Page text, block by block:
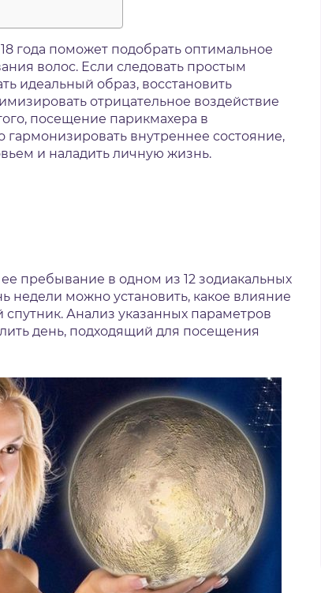
года поможет подобрать оптимальное
волос. Если следовать простым
идеальный образ, восстановить
отрицательное воздействие
посещение парикмахера в
внутреннее состояние,
и наладить личную жизнь.
пребывание в одном из 12 зодиакальных
недели можно установить, какое влияние
Анализ указанных параметров
день, подходящий для посещения